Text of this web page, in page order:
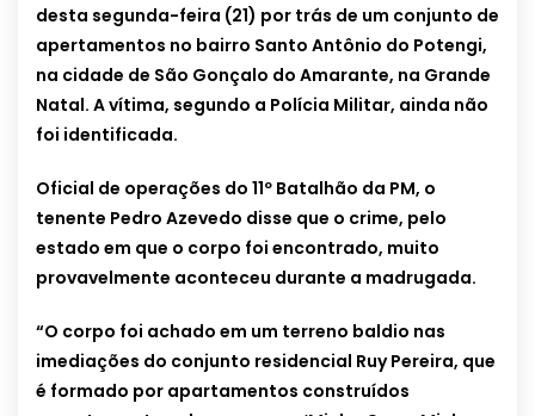
desta segunda-feira (21) por trás de um conjunto de
apertamentos no bairro Santo Antônio do Potengi,
na cidade de São Gonçalo do Amarante, na Grande
Natal. A vítima, segundo a Polícia Militar, ainda não
foi identificada.
Oficial de operações do 11º Batalhão da PM, o
tenente Pedro Azevedo disse que o crime, pelo
estado em que o corpo foi encontrado, muito
provavelmente aconteceu durante a madrugada.
“O corpo foi achado em um terreno baldio nas
imediações do conjunto residencial Ruy Pereira, que
é formado por apartamentos construídos